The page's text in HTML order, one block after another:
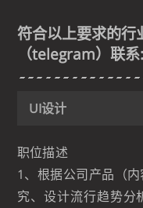
符合以上要求的行
（telegram）联系:
UI设计
职位描述
1、根据公司产品（
究、设计流行趋势分